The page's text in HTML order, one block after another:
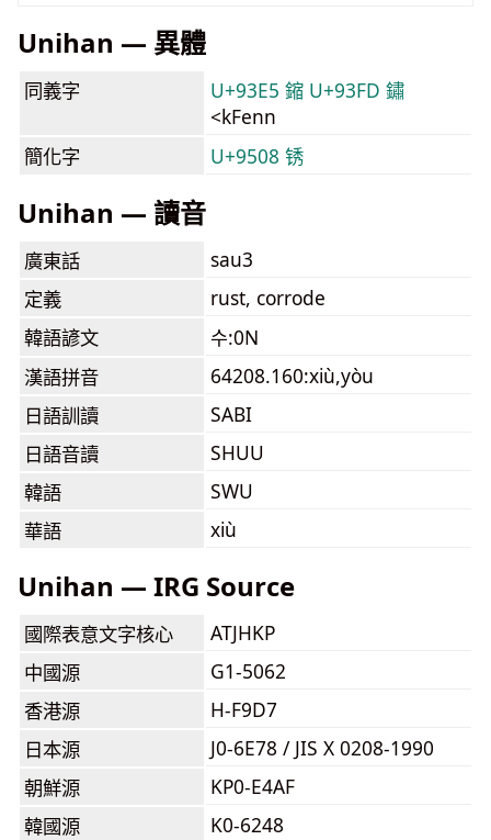
Unihan — 異體
同義字 U+93E5 鏥 U+93FD 鏽
<kFenn
簡化字
U+9508 锈
Unihan — 讀音
廣東話
sau3
定義
rust, corrode
韓語諺文
수:0N
漢語拼音
64208.160:xiù,yòu
日語訓讀
SABI
日語音讀
SHUU
韓語
SWU
華語
xiù
Unihan — IRG Source
國際表意文字核心
ATJHKP
中國源
G1-5062
香港源
H-F9D7
日本源
J0-6E78 / JIS X 0208-1990
朝鮮源
KP0-E4AF
韓國源
K0-6248